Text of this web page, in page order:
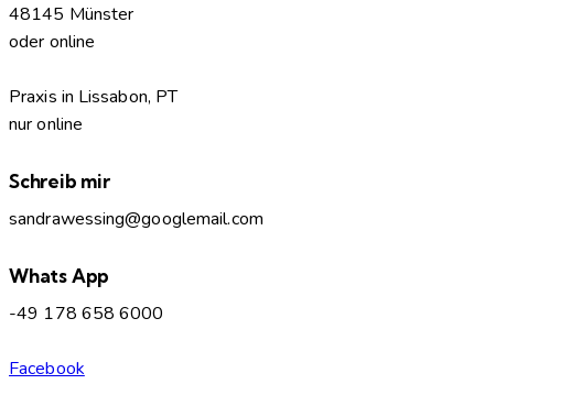
48145 Münster
oder online
Praxis in Lissabon, PT
nur online
Schreib mir
sandrawessing@googlemail.com
Whats App
-49 178 658 6000
Facebook